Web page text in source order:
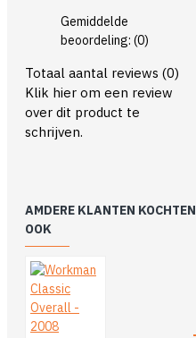
Gemiddelde
beoordeling: (0)
Totaal aantal reviews (0)
Klik hier om een review
over dit product te
schrijven.
AMDERE KLANTEN KOCHTEN
OOK